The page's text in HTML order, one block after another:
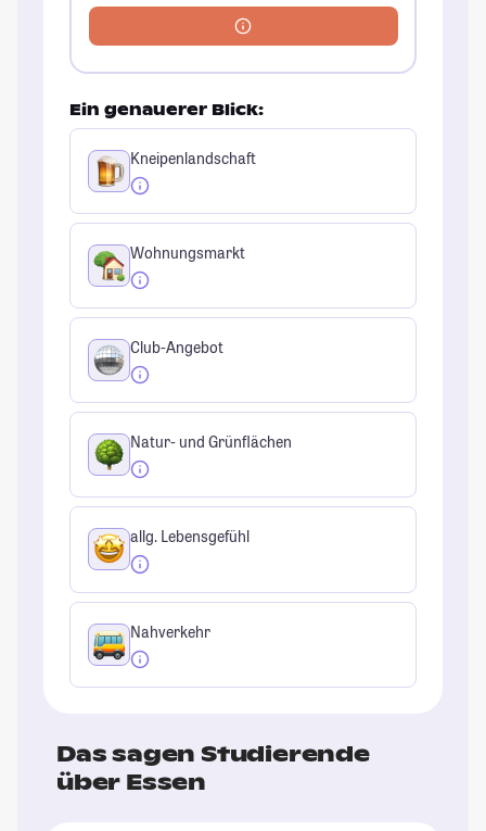
Ein genauerer Blick:
Kneipenlandschaft
Wohnungsmarkt
Club-Angebot
Natur- und Grünflächen
allg. Lebensgefühl
Nahverkehr
Das sagen Studierende
über Essen